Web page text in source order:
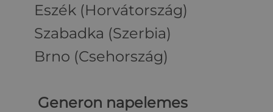
Eszék (Horvátország)
Szabadka (Szerbia)
Brno (Csehország)
Generon napelemes